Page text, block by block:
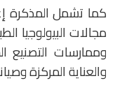
كما تشمل المذكرة
مجالات البيولوجيا
وممارسات التصنيع
والعناية المركزة